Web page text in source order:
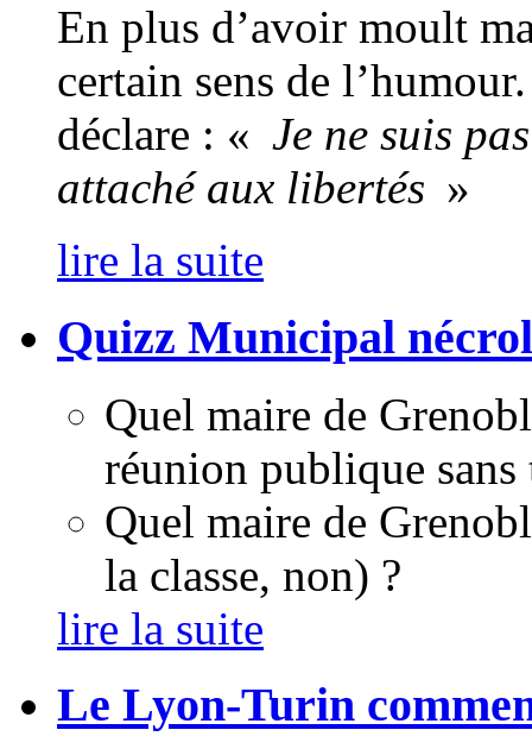
En plus d’avoir moult
certain sens de
déclare : « Je ne suis
attaché aux libertés »
lire la suite
Quizz Municipal
Quel maire de
réunion publique
Quel maire de
la classe, non) ?
lire la suite
Le Lyon-Turin